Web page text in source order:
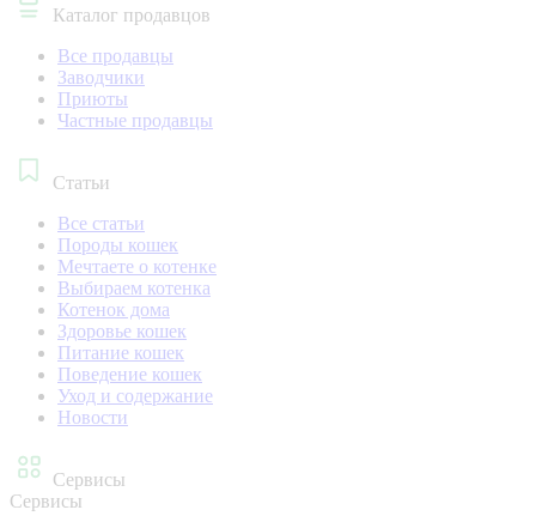
Каталог продавцов
Все продавцы
Заводчики
Приюты
Частные продавцы
Статьи
Все статьи
Породы кошек
Мечтаете о котенке
Выбираем котенка
Котенок дома
Здоровье кошек
Питание кошек
Поведение кошек
Уход и содержание
Новости
Сервисы
Сервисы